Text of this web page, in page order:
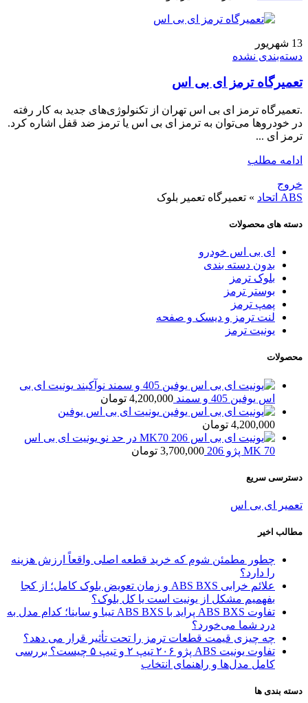
13 شهریور
دسته‌بندی نشده
تعمیرگاه ترمز ای بی اس
.تعمیرگاه ترمز ای بی اس تهران از تکنولوژی‌های جدید به کار رفته
در خودرو‌ها می‌توان به ترمز ای بی اس یا ترمز ضد قفل اشاره کرد.
ترمز ای ...
ادامه مطلب
خروج
ABS اتحاد
» تعمیرگاه تعمیر بلوک
دسته های محصولات
ای بی اس خودرو
بدون دسته بندی
بلوک ترمز
بوستر ترمز
پمپ ترمز
لنت ترمز و دیسک و صفحه
یونیت ترمز
محصولات
یونیت ای بی
اس یوفین 405 و سمند
4,200,000 تومان
یونیت ای بی اس یوفین
4,200,000 تومان
یونیت ای بی اس
MK 70 پژو 206
3,700,000 تومان
دسترسی سریع
تعمیر ای بی اس
مطالب اخیر
چطور مطمئن شوم که خرید قطعه اصلی واقعاً ارزش هزینه
را دارد؟
علائم خرابی ABS BXS و زمان تعویض بلوک کامل؛ از کجا
بفهمیم مشکل از یونیت است یا کل بلوک؟
تفاوت ABS BXS پراید با ABS BXS تیبا و ساینا؛ کدام مدل به
درد شما می‌خورد؟
چه چیزی قیمت قطعات ترمز را تحت تأثیر قرار می دهد؟
تفاوت یونیت ABS پژو ۲۰۶ تیپ ۲ و تیپ ۵ چیست؟ بررسی
کامل مدل‌ها و راهنمای انتخاب
دسته بندی ها